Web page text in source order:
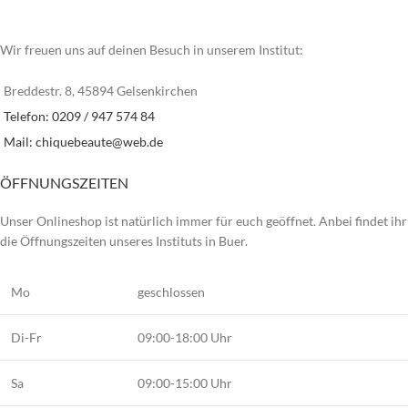
Wir freuen uns auf deinen Besuch in unserem Institut:
Breddestr. 8, 45894 Gelsenkirchen
Telefon: 0209 / 947 574 84
Mail: chiquebeaute@web.de
ÖFFNUNGSZEITEN
Unser Onlineshop ist natürlich immer für euch geöffnet. Anbei findet ihr
die Öffnungszeiten unseres Instituts in Buer.
Mo geschlossen
Di-Fr 09:00-18:00 Uhr
Sa 09:00-15:00 Uhr